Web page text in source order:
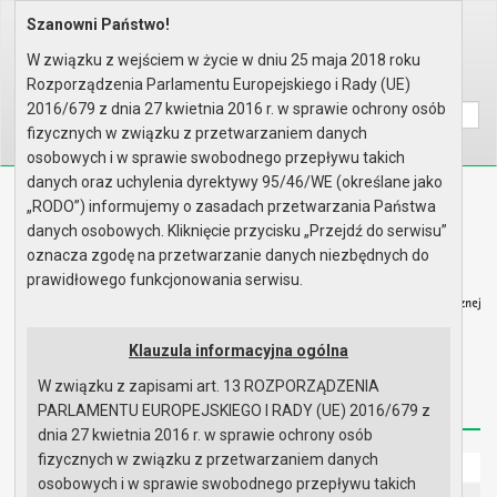
Home Prawo lokalne
Wyszukaj na stronie:
A AA
Biuletyn Informacji Publicznej
Urząd Miasta i Gminy w Gryfinie
Redakcja Instrukcja korzystania Dostępność
Strona główna
Szanowni Państwo!
W związku z wejściem w życie w dniu 25 maja 2018 roku
Rozporządzenia Parlamentu Europejskiego i Rady (UE)
2016/679 z dnia 27 kwietnia 2016 r. w sprawie ochrony osób
fizycznych w związku z przetwarzaniem danych
osobowych i w sprawie swobodnego przepływu takich
danych oraz uchylenia dyrektywy 95/46/WE (określane jako
„RODO”) informujemy o zasadach przetwarzania Państwa
danych osobowych. Kliknięcie przycisku „Przejdź do serwisu”
oznacza zgodę na przetwarzanie danych niezbędnych do
prawidłowego funkcjonowania serwisu.
Klauzula informacyjna ogólna
W związku z zapisami art. 13 ROZPORZĄDZENIA
PARLAMENTU EUROPEJSKIEGO I RADY (UE) 2016/679 z
dnia 27 kwietnia 2016 r. w sprawie ochrony osób
fizycznych w związku z przetwarzaniem danych
osobowych i w sprawie swobodnego przepływu takich